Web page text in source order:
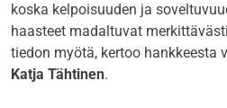
koska kelpoisuuden ja
haasteet madaltuvat
tiedon myötä, kertoo hankkeesta
Katja Tähtinen.